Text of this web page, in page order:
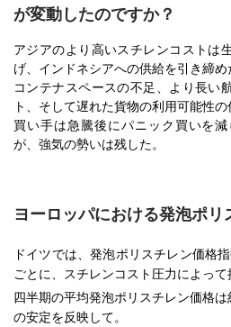
が変動したのですか？
アジアのより高いスチレンコストは
げ、インドネシアへの供給を引き締め
コンテナスペースの不足、より長い
ト、そして遅れた貨物の利用可能性の
買い手は急騰後にパニック買いを
が、強気の勢いは残した。
ヨーロッパにおける発泡ポリ
ドイツでは、発泡ポリスチレン価格
ごとに、スチレンコスト圧力によって
四半期の平均発泡ポリスチレン価格は
の安定を反映して。